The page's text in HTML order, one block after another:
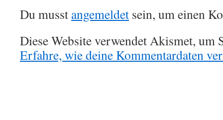
Du musst angemeldet sein, um einen
Diese Website verwendet Akismet, um
Erfahre, wie deine Kommentardaten